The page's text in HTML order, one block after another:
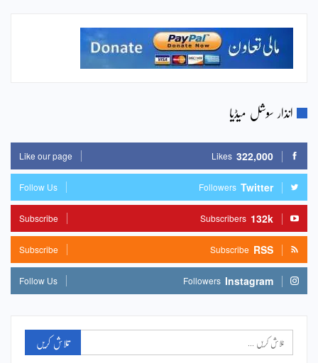
انذار سوشل میڈیا
322,000
Likes
Like our page
Twitter
Followers
Follow Us
132k
Subscribers
Subscribe
RSS
Subscribe
Subscribe
Instagram
Followers
Follow Us